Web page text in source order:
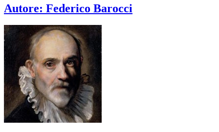
Autore: Federico Barocci